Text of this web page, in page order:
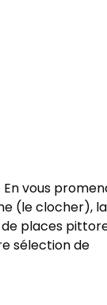
vous
(le clocher),
places
sélection de